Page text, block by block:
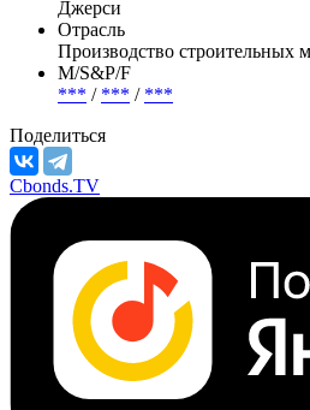
Полное название
West China Cement Limited
Страна регистрации
Джерси
Производство строительных
М/S&P/F
***/
Поделиться
Cbonds.TV